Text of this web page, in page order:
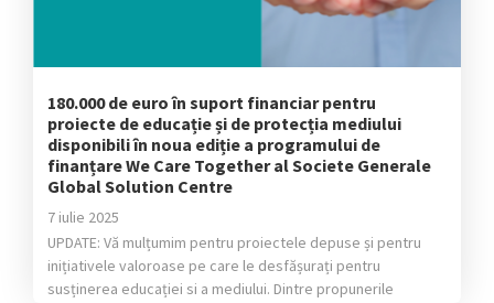
180.000 de euro în suport financiar pentru
proiecte de educație și de protecția mediului
disponibili în noua ediție a programului de
finanțare We Care Together al Societe Generale
Global Solution Centre
7 iulie 2025
UPDATE: Vă mulțumim pentru proiectele depuse și pentru
inițiativele valoroase pe care le desfășurați pentru
susținerea educației si a mediului. Dintre propunerile